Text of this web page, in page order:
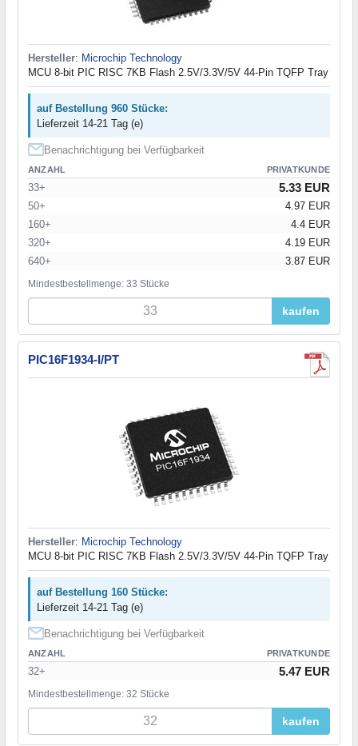
Hersteller: Microchip Technology
MCU 8-bit PIC RISC 7KB Flash 2.5V/3.3V/5V 44-Pin TQFP Tray
auf Bestellung 960 Stücke:
Lieferzeit 14-21 Tag (e)
Benachrichtigung bei Verfügbarkeit
ANZAHL PRIVATKUNDE
33+ 5.33 EUR
50+
4.97 EUR
160+
4.4 EUR
320+
4.19 EUR
640+
3.87 EUR
Mindestbestellmenge: 33 Stücke
kaufen
PIC16F1934-I/PT
Hersteller: Microchip Technology
MCU 8-bit PIC RISC 7KB Flash 2.5V/3.3V/5V 44-Pin TQFP Tray
auf Bestellung 160 Stücke:
Lieferzeit 14-21 Tag (e)
Benachrichtigung bei Verfügbarkeit
ANZAHL PRIVATKUNDE
32+ 5.47 EUR
Mindestbestellmenge: 32 Stücke
kaufen